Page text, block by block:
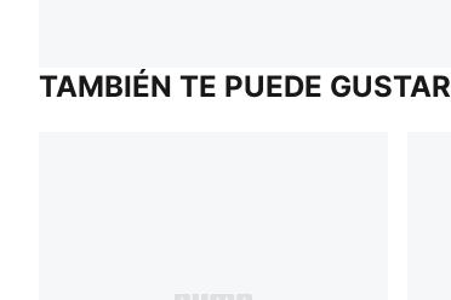
TAMBIÉN TE PUEDE GUSTAR